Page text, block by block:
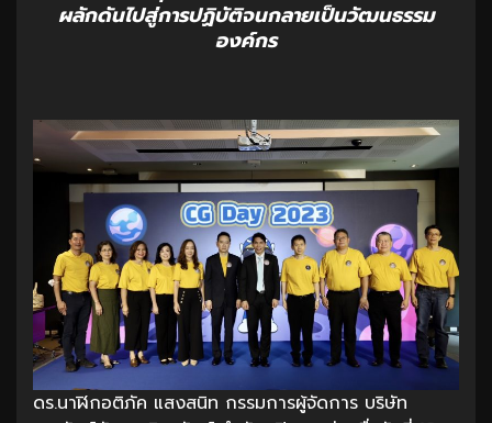
ผลักดันไปสู่การปฏิบัติจนกลายเป็นวัฒนธรรม
องค์กร
ดร.นาฬิกอติภัค แสงสนิท กรรมการผู้จัดการ บริษัท